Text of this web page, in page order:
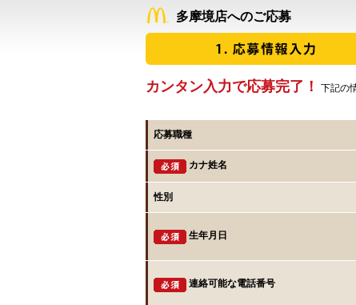
多摩境店へのご応募
カンタン入力で応募完了！ 下記の
応募職種
カナ姓名
性別
生年月日
連絡可能な電話番号